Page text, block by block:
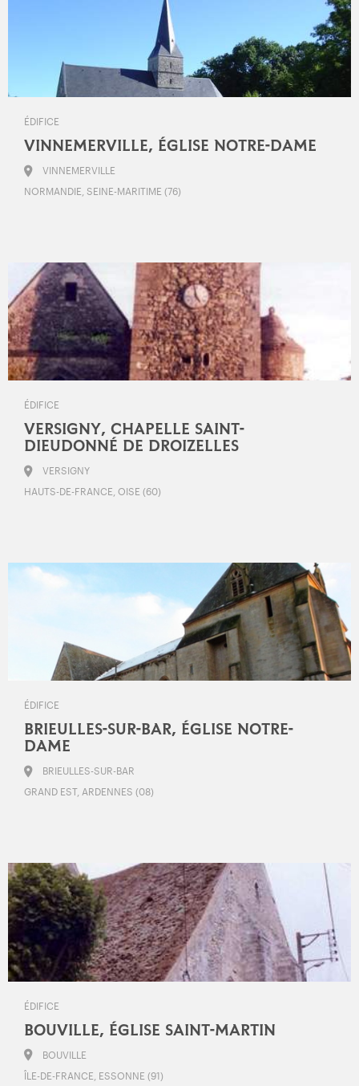
ÉDIFICE
VINNEMERVILLE, ÉGLISE NOTRE-DAME
VINNEMERVILLE
NORMANDIE, SEINE-MARITIME (76)
ÉDIFICE
VERSIGNY, CHAPELLE SAINT-
DIEUDONNÉ DE DROIZELLES
VERSIGNY
HAUTS-DE-FRANCE, OISE (60)
ÉDIFICE
BRIEULLES-SUR-BAR, ÉGLISE NOTRE-
DAME
BRIEULLES-SUR-BAR
GRAND EST, ARDENNES (08)
ÉDIFICE
BOUVILLE, ÉGLISE SAINT-MARTIN
BOUVILLE
ÎLE-DE-FRANCE, ESSONNE (91)